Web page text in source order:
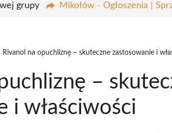
grupy Mikołów - Ogłoszenia |
Rivanol na opuchliznę – skuteczne zastosowanie i
–
i właściwości